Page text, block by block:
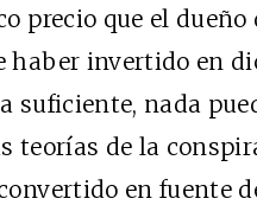
precio que el
haber invertido en
suficiente, nada
teorías de la
en fuente